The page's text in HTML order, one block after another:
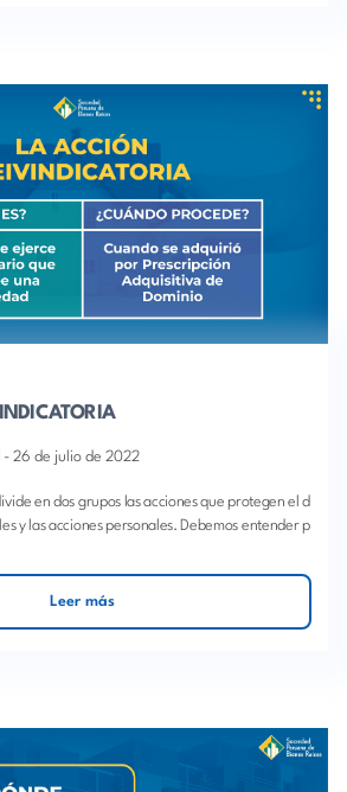
- 26 de julio de 2022
en dos grupos las acciones que protegen el d
y las acciones personales. Debemos entender p
Leer más